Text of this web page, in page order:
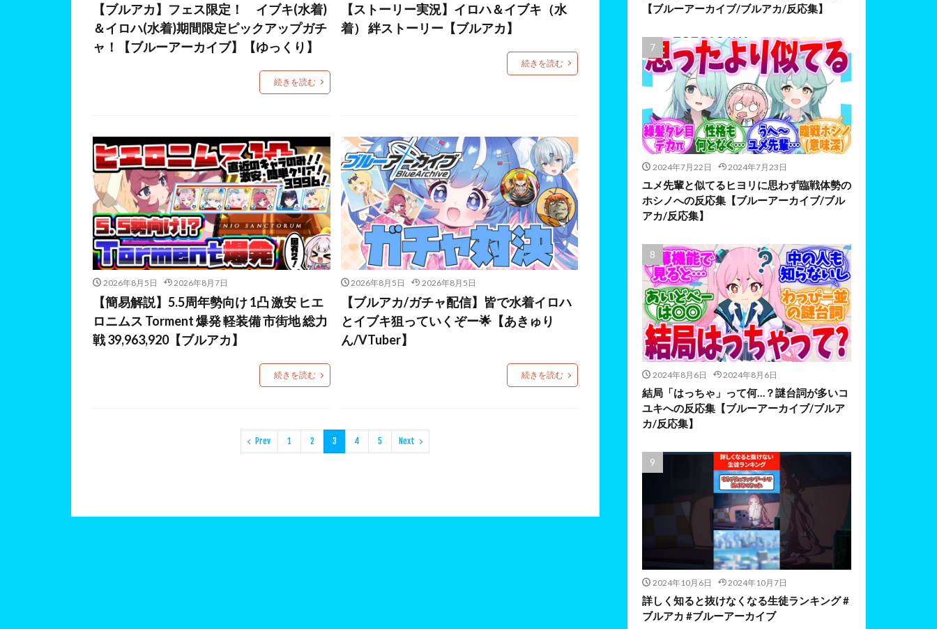
【ブルアカ】フェス限定！ イブキ(水着)
＆イロハ(水着)期間限定ピックアップガチ
ャ！【ブルーアーカイブ】【ゆっくり】
続きを読む
【ストーリー実況】イロハ＆イブキ（水
着） 絆ストーリー【ブルアカ】
続きを読む
2026年8月5日 2026年8月7日
【簡易解説】5.5周年勢向け 1凸 激安 ヒエ
ロニムス Torment 爆発 軽装備 市街地 総力
戦 39,963,920【ブルアカ】
続きを読む
2026年8月5日 2026年8月5日
【ブルアカ/ガチャ配信】皆で水着イロハ
とイブキ狙っていくぞー🌟【あきゅり
ん/VTuber】
続きを読む
Prev 1 2 3 4 5 Next
【ブルーアーカイブ/ブルアカ/反応集】
2024年7月22日 2024年7月23日
ユメ先輩と似てるヒヨリに思わず臨戦体勢の
ホシノへの反応集【ブルーアーカイブ/ブル
アカ/反応集】
2024年8月6日 2024年8月6日
結局「はっちゃ」って何…？謎台詞が多いコ
ユキへの反応集【ブルーアーカイブ/ブルア
カ/反応集】
2024年10月6日 2024年10月7日
詳しく知ると抜けなくなる生徒ランキング #
ブルアカ #ブルーアーカイブ